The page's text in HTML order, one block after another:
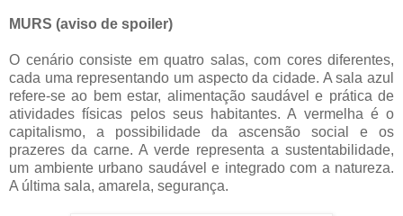
MURS (aviso de spoiler)
O cenário consiste em quatro salas, com cores diferentes,
cada uma representando um aspecto da cidade. A sala azul
refere-se ao bem estar, alimentação saudável e prática de
atividades físicas pelos seus habitantes. A vermelha é o
capitalismo, a possibilidade da ascensão social e os
prazeres da carne. A verde representa a sustentabilidade,
um ambiente urbano saudável e integrado com a natureza.
A última sala, amarela, segurança.